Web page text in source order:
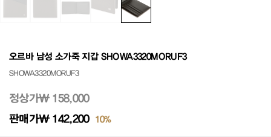
오르바 남성 소가죽 지갑 SHOWA3320MORUF3
SHOWA3320MORUF3
정상가₩ 158,000
판매가₩ 142,200 10%